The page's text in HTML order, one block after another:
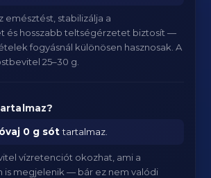
emésztést, stabilizálja a
és hosszabb teltségérzetet biztosít —
fogyásnál különösen hasznosak. A
25–30 g.
0 g sóttartalmaz.
vízretenciót okozhat, ami a
is megjelenik — bár ez nem valódi